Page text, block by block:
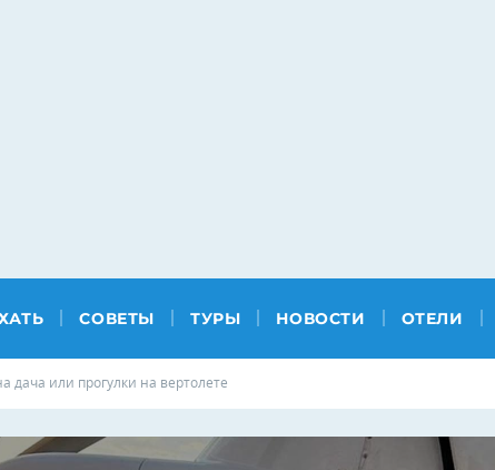
СОВЕТЫ ТУРЫ НОВОСТИ ОТЕЛИ
дача или прогулки на вертолете